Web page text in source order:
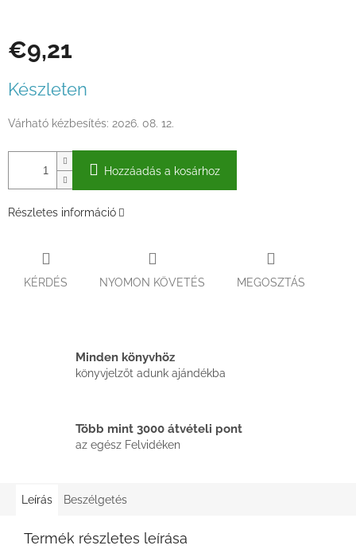
€9,21
Készleten
Várható kézbesítés: 2026. 08. 12.
Hozzáadás a kosárhoz
Részletes információ
KÉRDÉS NYOMON KÖVETÉS MEGOSZTÁS
Minden könyvhöz
könyvjelzőt adunk ajándékba
Több mint 3000 átvételi pont
az egész Felvidéken
Leírás Beszélgetés
Termék részletes leírása